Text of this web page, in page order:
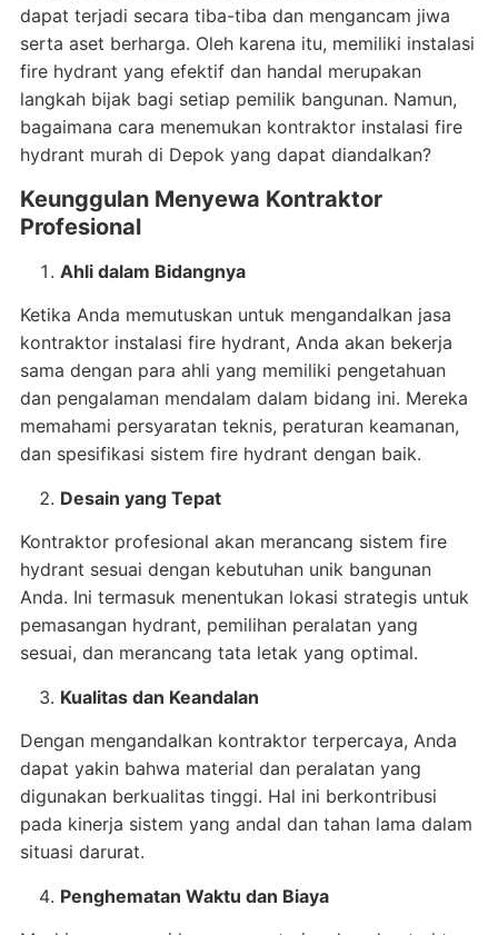
dapat terjadi secara tiba-tiba dan mengancam jiwa
serta aset berharga. Oleh karena itu, memiliki instalasi
fire hydrant yang efektif dan handal merupakan
langkah bijak bagi setiap pemilik bangunan. Namun,
bagaimana cara menemukan kontraktor instalasi fire
hydrant murah di Depok yang dapat diandalkan?
Keunggulan Menyewa Kontraktor
Profesional
Ahli dalam Bidangnya
Ketika Anda memutuskan untuk mengandalkan jasa
kontraktor instalasi fire hydrant, Anda akan bekerja
sama dengan para ahli yang memiliki pengetahuan
dan pengalaman mendalam dalam bidang ini. Mereka
memahami persyaratan teknis, peraturan keamanan,
dan spesifikasi sistem fire hydrant dengan baik.
Desain yang Tepat
Kontraktor profesional akan merancang sistem fire
hydrant sesuai dengan kebutuhan unik bangunan
Anda. Ini termasuk menentukan lokasi strategis untuk
pemasangan hydrant, pemilihan peralatan yang
sesuai, dan merancang tata letak yang optimal.
Kualitas dan Keandalan
Dengan mengandalkan kontraktor terpercaya, Anda
dapat yakin bahwa material dan peralatan yang
digunakan berkualitas tinggi. Hal ini berkontribusi
pada kinerja sistem yang andal dan tahan lama dalam
situasi darurat.
Penghematan Waktu dan Biaya